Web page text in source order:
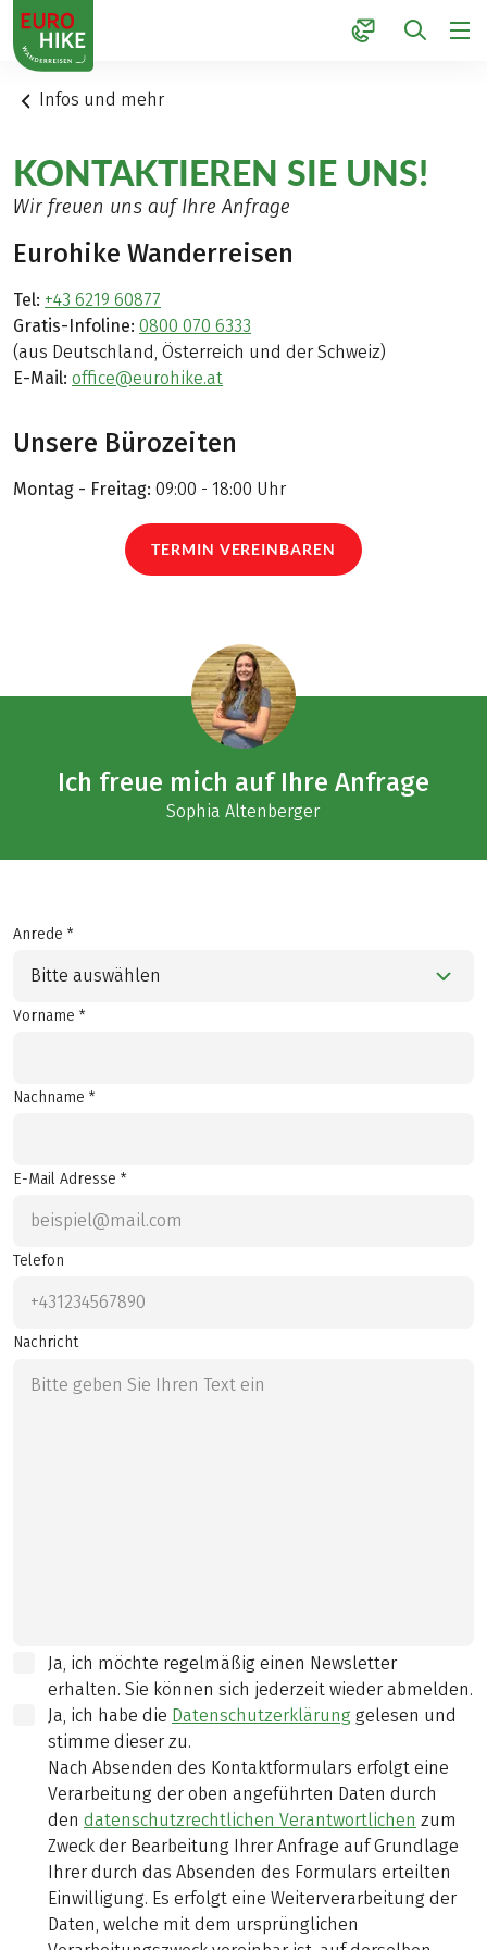
1
Infos und mehr
KONTAKTIEREN SIE UNS!
Wir freuen uns auf Ihre Anfrage
Eurohike Wanderreisen
Tel: +43 6219 60877
Gratis-Infoline: 0800 070 6333
(aus Deutschland, Österreich und der Schweiz)
E-Mail: office@eurohike.at
Unsere Bürozeiten
Montag - Freitag: 09:00 - 18:00 Uhr
TERMIN VEREINBAREN
Ich freue mich auf Ihre Anfrage
Sophia Altenberger
Anrede *
Bitte auswählen
Vorname *
Nachname *
E-Mail Adresse *
Telefon
Nachricht
Ja, ich möchte regelmäßig einen Newsletter
erhalten. Sie können sich jederzeit wieder abmelden.
Ja, ich habe die Datenschutzerklärung gelesen und
stimme dieser zu.
Nach Absenden des Kontaktformulars erfolgt eine
Verarbeitung der oben angeführten Daten durch
den datenschutzrechtlichen Verantwortlichen zum
Zweck der Bearbeitung Ihrer Anfrage auf Grundlage
Ihrer durch das Absenden des Formulars erteilten
Einwilligung. Es erfolgt eine Weiterverarbeitung der
Daten, welche mit dem ursprünglichen